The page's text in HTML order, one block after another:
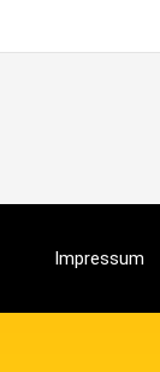
Impressum